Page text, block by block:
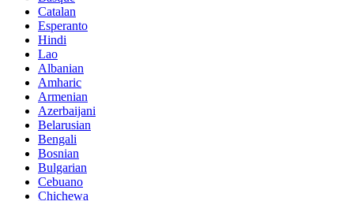
Catalan
Esperanto
Hindi
Lao
Albanian
Amharic
Armenian
Azerbaijani
Belarusian
Bengali
Bosnian
Bulgarian
Cebuano
Chichewa